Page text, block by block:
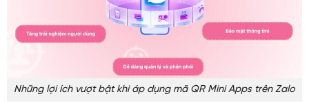
Những lợi ích vượt bật khi áp dụng mã QR Mini Apps trên Zalo